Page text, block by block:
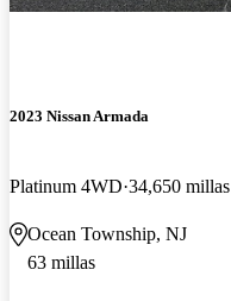
2023 Nissan Armada
Platinum 4WD 34,650 millas
Ocean Township, NJ
63 millas